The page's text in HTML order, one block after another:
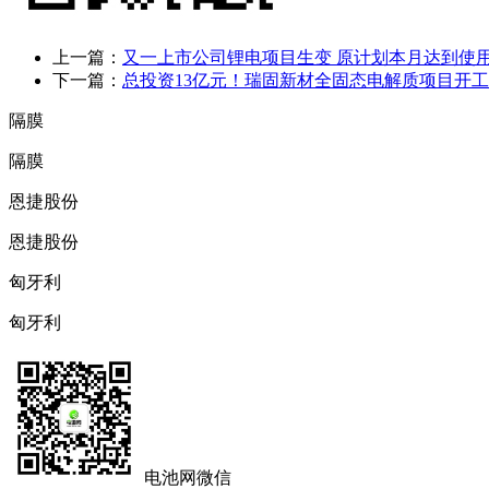
上一篇： 又一上市公司锂电项目生变 原计划本月达到使
下一篇： 总投资13亿元！瑞固新材全固态电解质项目开工
隔膜
隔膜
恩捷股份
恩捷股份
匈牙利
匈牙利
电池网微信